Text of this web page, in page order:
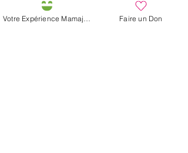
Mehr Infos
Faire un Don